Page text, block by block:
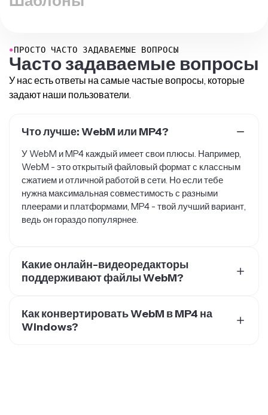
Часто задаваемые вопросы
У нас есть ответы на самые частые вопросы, которые
задают наши пользователи.
WebM - это открытый файловый формат с классным
сжатием и отличной работой в сети. Но если тебе
нужна максимальная совместимость с разными
плеерами и платформами, MP4 - твой лучший вариант,
ведь он гораздо популярнее.
поддерживают файлы WebM?
Самое клёвое, что Kapwing полностью онлайн, то есть
тебе не нужно скачивать никакое программное
Windows?